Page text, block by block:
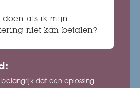
doen als ik mijn
niet kan betalen?
belangrijk dat een oplossing